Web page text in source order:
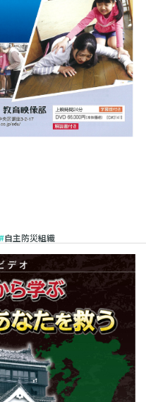
自主防災組織